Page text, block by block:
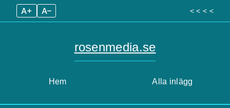
A+ A– < < < <
Hem
rosenmedia.se
Alla inlägg